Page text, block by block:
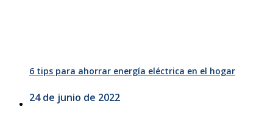
6 tips para ahorrar energía eléctrica en el hogar
24 de junio de 2022